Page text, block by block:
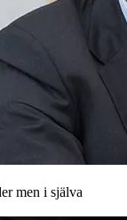
men i själva